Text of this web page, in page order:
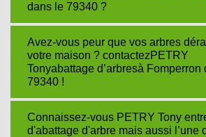
dans le 79340 ?
Avez-vous peur que vos arbres
votre maison ? contactezPETRY
Tonyabattage d’arbresà Fomperron
79340 !
Connaissez-vous PETRY Tony
d'abattage d'arbre mais aussi l’une